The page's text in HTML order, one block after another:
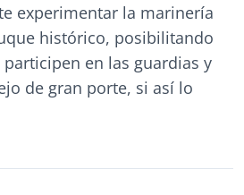
experimentar la marinería
histórico, posibilitando
en las guardias y
de gran porte, si así lo